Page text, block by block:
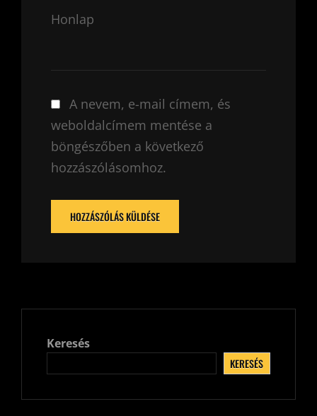
Honlap
A nevem, e-mail címem, és
weboldalcímem mentése a
böngészőben a következő
hozzászólásomhoz.
Keresés
KERESÉS